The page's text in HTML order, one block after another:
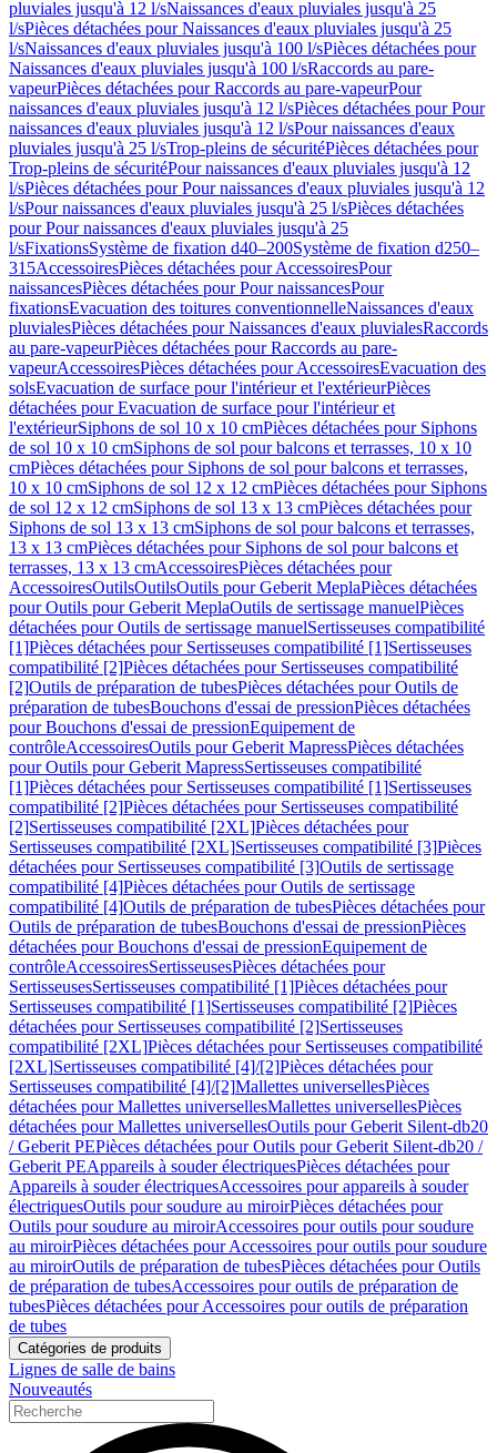
pluviales jusqu'à 12 l/sNaissances d'eaux pluviales jusqu'à 25
l/sPièces détachées pour Naissances d'eaux pluviales jusqu'à 25
l/sNaissances d'eaux pluviales jusqu'à 100 l/sPièces détachées pour
Naissances d'eaux pluviales jusqu'à 100 l/sRaccords au pare-
vapeurPièces détachées pour Raccords au pare-vapeurPour
naissances d'eaux pluviales jusqu'à 12 l/sPièces détachées pour Pour
naissances d'eaux pluviales jusqu'à 12 l/sPour naissances d'eaux
pluviales jusqu'à 25 l/sTrop-pleins de sécuritéPièces détachées pour
Trop-pleins de sécuritéPour naissances d'eaux pluviales jusqu'à 12
l/sPièces détachées pour Pour naissances d'eaux pluviales jusqu'à 12
l/sPour naissances d'eaux pluviales jusqu'à 25 l/sPièces détachées
pour Pour naissances d'eaux pluviales jusqu'à 25
l/sFixationsSystème de fixation d40–200Système de fixation d250–
315AccessoiresPièces détachées pour AccessoiresPour
naissancesPièces détachées pour Pour naissancesPour
fixationsEvacuation des toitures conventionnelleNaissances d'eaux
pluvialesPièces détachées pour Naissances d'eaux pluvialesRaccords
au pare-vapeurPièces détachées pour Raccords au pare-
vapeurAccessoiresPièces détachées pour AccessoiresEvacuation des
solsEvacuation de surface pour l'intérieur et l'extérieurPièces
détachées pour Evacuation de surface pour l'intérieur et
l'extérieurSiphons de sol 10 x 10 cmPièces détachées pour Siphons
de sol 10 x 10 cmSiphons de sol pour balcons et terrasses, 10 x 10
cmPièces détachées pour Siphons de sol pour balcons et terrasses,
10 x 10 cmSiphons de sol 12 x 12 cmPièces détachées pour Siphons
de sol 12 x 12 cmSiphons de sol 13 x 13 cmPièces détachées pour
Siphons de sol 13 x 13 cmSiphons de sol pour balcons et terrasses,
13 x 13 cmPièces détachées pour Siphons de sol pour balcons et
terrasses, 13 x 13 cmAccessoiresPièces détachées pour
AccessoiresOutilsOutilsOutils pour Geberit MeplaPièces détachées
pour Outils pour Geberit MeplaOutils de sertissage manuelPièces
détachées pour Outils de sertissage manuelSertisseuses compatibilité
[1]Pièces détachées pour Sertisseuses compatibilité [1]Sertisseuses
compatibilité [2]Pièces détachées pour Sertisseuses compatibilité
[2]Outils de préparation de tubesPièces détachées pour Outils de
préparation de tubesBouchons d'essai de pressionPièces détachées
pour Bouchons d'essai de pressionEquipement de
contrôleAccessoiresOutils pour Geberit MapressPièces détachées
pour Outils pour Geberit MapressSertisseuses compatibilité
[1]Pièces détachées pour Sertisseuses compatibilité [1]Sertisseuses
compatibilité [2]Pièces détachées pour Sertisseuses compatibilité
[2]Sertisseuses compatibilité [2XL]Pièces détachées pour
Sertisseuses compatibilité [2XL]Sertisseuses compatibilité [3]Pièces
détachées pour Sertisseuses compatibilité [3]Outils de sertissage
compatibilité [4]Pièces détachées pour Outils de sertissage
compatibilité [4]Outils de préparation de tubesPièces détachées pour
Outils de préparation de tubesBouchons d'essai de pressionPièces
détachées pour Bouchons d'essai de pressionEquipement de
contrôleAccessoiresSertisseusesPièces détachées pour
SertisseusesSertisseuses compatibilité [1]Pièces détachées pour
Sertisseuses compatibilité [1]Sertisseuses compatibilité [2]Pièces
détachées pour Sertisseuses compatibilité [2]Sertisseuses
compatibilité [2XL]Pièces détachées pour Sertisseuses compatibilité
[2XL]Sertisseuses compatibilité [4]/[2]Pièces détachées pour
Sertisseuses compatibilité [4]/[2]Mallettes universellesPièces
détachées pour Mallettes universellesMallettes universellesPièces
détachées pour Mallettes universellesOutils pour Geberit Silent-db20
/ Geberit PEPièces détachées pour Outils pour Geberit Silent-db20 /
Geberit PEAppareils à souder électriquesPièces détachées pour
Appareils à souder électriquesAccessoires pour appareils à souder
électriquesOutils pour soudure au miroirPièces détachées pour
Outils pour soudure au miroirAccessoires pour outils pour soudure
au miroirPièces détachées pour Accessoires pour outils pour soudure
au miroirOutils de préparation de tubesPièces détachées pour Outils
de préparation de tubesAccessoires pour outils de préparation de
tubesPièces détachées pour Accessoires pour outils de préparation
de tubes
Catégories de produits
Lignes de salle de bains
Nouveautés